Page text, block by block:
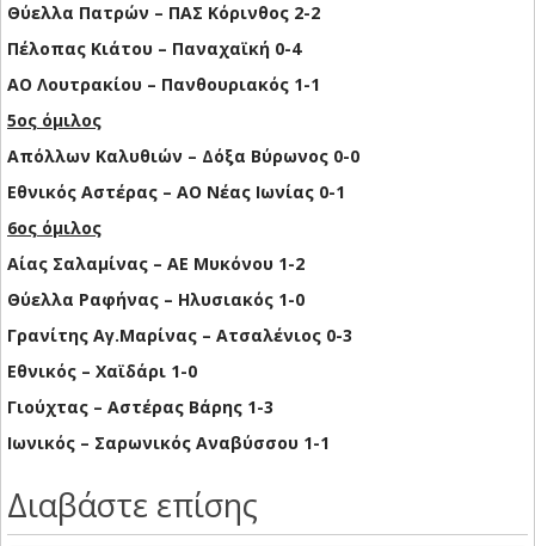
Θύελλα Πατρών – ΠΑΣ Κόρινθος 2-2
Πέλοπας Κιάτου – Παναχαϊκή 0-4
ΑΟ Λουτρακίου – Πανθουριακός 1-1
5ος όμιλος
Απόλλων Καλυθιών – Δόξα Βύρωνος 0-0
Εθνικός Αστέρας – ΑΟ Νέας Ιωνίας 0-1
6ος όμιλος
Αίας Σαλαμίνας – ΑΕ Μυκόνου 1-2
Θύελλα Ραφήνας – Ηλυσιακός 1-0
Γρανίτης Αγ.Μαρίνας – Ατσαλένιος 0-3
Εθνικός – Χαϊδάρι 1-0
Γιούχτας – Αστέρας Βάρης 1-3
Ιωνικός – Σαρωνικός Αναβύσσου 1-1
Διαβάστε επίσης